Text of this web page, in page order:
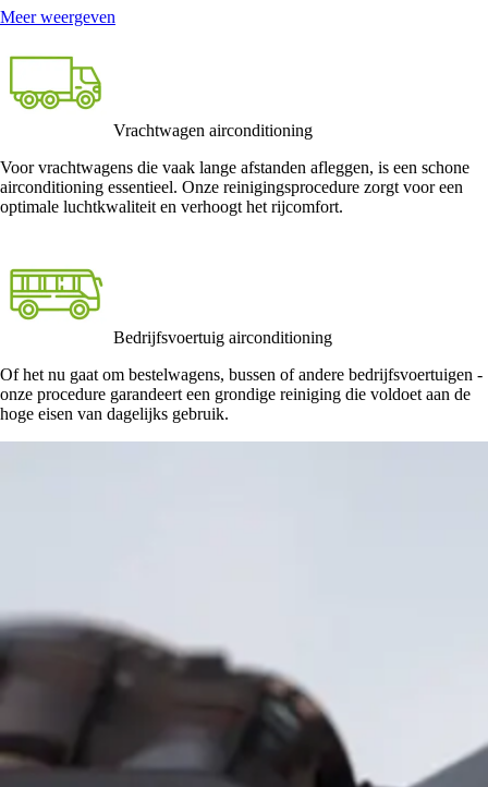
Meer weergeven
Vrachtwagen airconditioning
Voor vrachtwagens die vaak lange afstanden afleggen, is een schone
airconditioning essentieel. Onze reinigingsprocedure zorgt voor een
optimale luchtkwaliteit en verhoogt het rijcomfort.
Bedrijfsvoertuig airconditioning
Of het nu gaat om bestelwagens, bussen of andere bedrijfsvoertuigen -
onze procedure garandeert een grondige reiniging die voldoet aan de
hoge eisen van dagelijks gebruik.